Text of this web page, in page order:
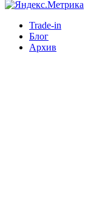
Trade-in
Блог
Архив